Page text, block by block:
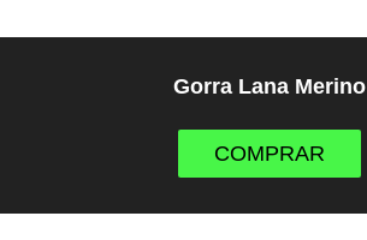
Gorra Lana Merino
COMPRAR